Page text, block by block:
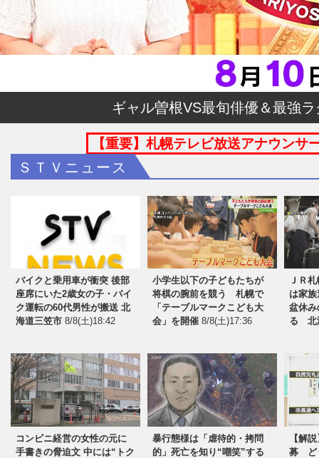
ギャル曽根VS最旬俳優＆最強
【重要】札幌テレビ放送アナウン
ＳＴＶニュース
バイクと乗用車が衝突 後部
座席にいた2歳女の子・バイ
ク運転の60代男性が搬送 北
海道三笠市 8/8(土)18:42
小学生以下の子どもたちが
将棋の腕前を競う 札幌で
「テーブルマークこども大
会」を開催 8/8(土)17:36
ＪＲ
は家
盆休み
る 北
コンビニ経営の女性の元に
手書きの脅迫文 中には“トク
暴行態様は「虐待的・拷問
的」死亡を知り“嘲笑”する
【解
募 ど